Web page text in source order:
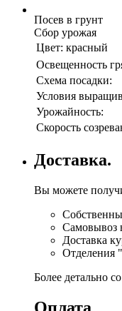
Посев в грунт
Сбор урожая
Цвет: красный
Освещенность
Схема посадки:
Условия
Урожайность:
Скорость
Доставка.
Вы можете
Самовывоз
Доставка
Отделения
Более детально